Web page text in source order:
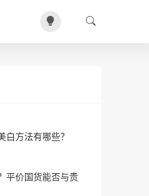
白方法有哪些？
平价国货能否与贵